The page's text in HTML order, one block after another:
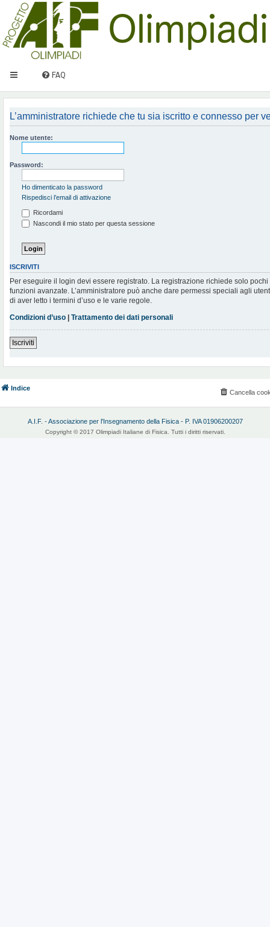
FAQ
L’amministratore richiede che tu sia iscritto e connesso per
Nome utente:
Password:
Ho dimenticato la password
Rispedisci l’email di attivazione
Ricordami
Nascondi il mio stato per questa sessione
ISCRIVITI
Per eseguire il login devi essere registrato. La registrazione richiede solo
funzioni avanzate. L’amministratore può anche dare permessi speciali agli
di aver letto i termini d’uso e le varie regole.
Condizioni d’uso | Trattamento dei dati personali
Iscriviti
Indice
Cancella
A.I.F. - Associazione per l'Insegnamento della Fisica - P. IVA 01906200207
Copyright © 2017 Olimpiadi Italiane di Fisica. Tutti i diritti riservati.